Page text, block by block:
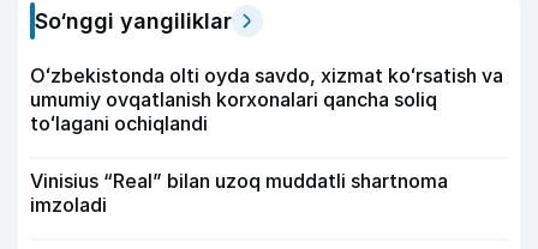
So‘nggi yangiliklar
Oʻzbekistonda olti oyda savdo, xizmat koʻrsatish va
umumiy ovqatlanish korxonalari qancha soliq
toʻlagani ochiqlandi
Vinisius “Real” bilan uzoq muddatli shartnoma
imzoladi